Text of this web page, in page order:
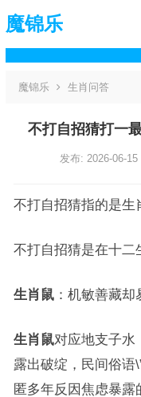
魔锦乐
魔锦乐 生肖问答
不打自招猜打一
发布: 2026-06-15
不打自招猜指的是生
不打自招猜是在十二
生肖鼠：机敏善藏却
生肖鼠对应地支子水
露出破绽，民间俗语
匿多年反因焦虑暴露